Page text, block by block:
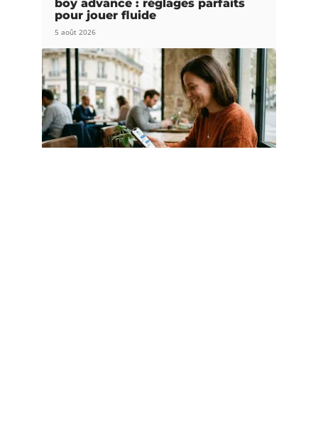
boy advance : réglages parfaits
pour jouer fluide
5 août 2026